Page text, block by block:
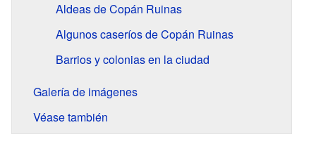
Aldeas de Copán Ruinas
Algunos caseríos de Copán Ruinas
Barrios y colonias en la ciudad
Galería de imágenes
Véase también